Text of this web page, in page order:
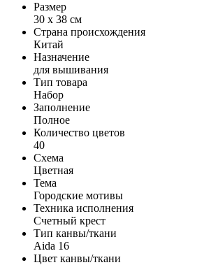
Размер
30 x 38 см
Страна происхождения
Китай
Назначение
для вышивания
Тип товара
Набор
Заполнение
Полное
Количество цветов
40
Схема
Цветная
Тема
Городские мотивы
Техника исполнения
Счетный крест
Тип канвы/ткани
Aida 16
Цвет канвы/ткани